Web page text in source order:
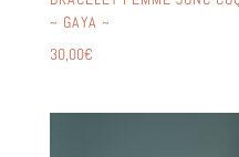
~ GAYA ~
30,00€